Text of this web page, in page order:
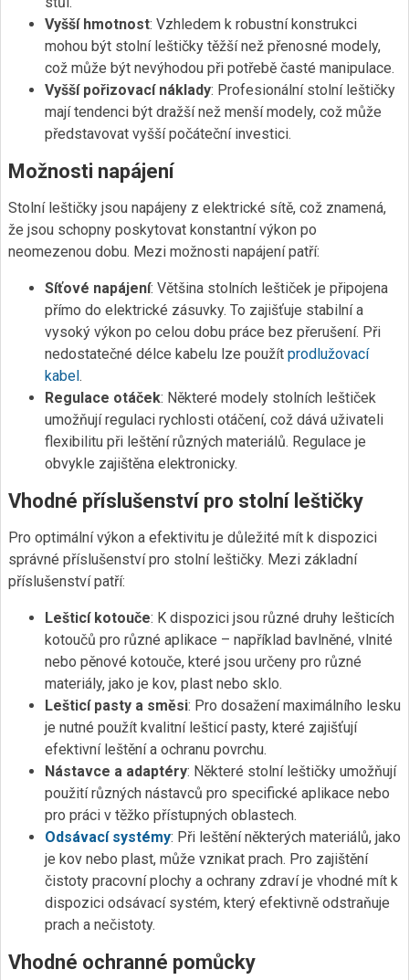
Vyšší hmotnost: Vzhledem k robustní konstrukci
mohou být stolní leštičky těžší než přenosné modely,
což může být nevýhodou při potřebě časté manipulace.
Vyšší pořizovací náklady: Profesionální stolní leštičky
mají tendenci být dražší než menší modely, což může
představovat vyšší počáteční investici.
Možnosti napájení
Stolní leštičky jsou napájeny z elektrické sítě, což znamená,
že jsou schopny poskytovat konstantní výkon po
neomezenou dobu. Mezi možnosti napájení patří:
Síťové napájení: Většina stolních leštiček je připojena
přímo do elektrické zásuvky. To zajišťuje stabilní a
vysoký výkon po celou dobu práce bez přerušení. Při
nedostatečné délce kabelu lze použít prodlužovací
kabel.
Regulace otáček: Některé modely stolních leštiček
umožňují regulaci rychlosti otáčení, což dává uživateli
flexibilitu při leštění různých materiálů. Regulace je
obvykle zajištěna elektronicky.
Vhodné příslušenství pro stolní leštičky
Pro optimální výkon a efektivitu je důležité mít k dispozici
správné příslušenství pro stolní leštičky. Mezi základní
příslušenství patří:
Lešticí kotouče: K dispozici jsou různé druhy lešticích
kotoučů pro různé aplikace – například bavlněné, vlnité
nebo pěnové kotouče, které jsou určeny pro různé
materiály, jako je kov, plast nebo sklo.
Lešticí pasty a směsi: Pro dosažení maximálního lesku
je nutné použít kvalitní lešticí pasty, které zajišťují
efektivní leštění a ochranu povrchu.
Nástavce a adaptéry: Některé stolní leštičky umožňují
použití různých nástavců pro specifické aplikace nebo
pro práci v těžko přístupných oblastech.
Odsávací systémy: Při leštění některých materiálů, jako
je kov nebo plast, může vznikat prach. Pro zajištění
čistoty pracovní plochy a ochrany zdraví je vhodné mít k
dispozici odsávací systém, který efektivně odstraňuje
prach a nečistoty.
Vhodné ochranné pomůcky